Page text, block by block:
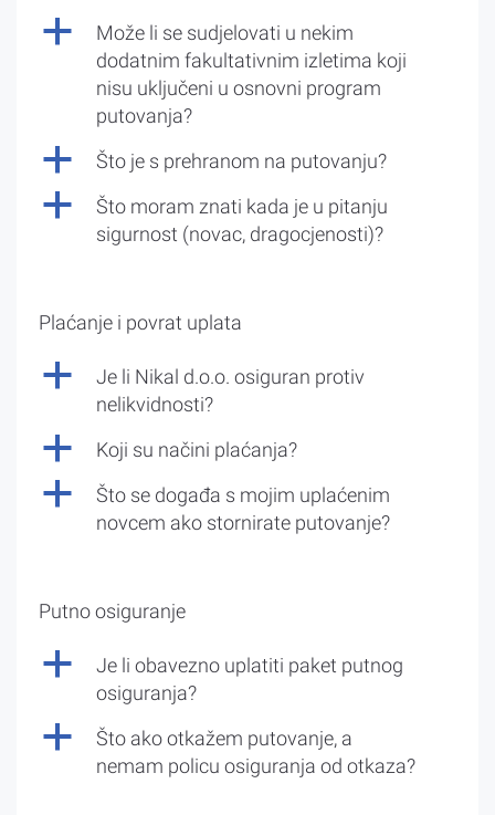
a
Može li se sudjelovati u nekim
dodatnim fakultativnim izletima koji
nisu uključeni u osnovni program
putovanja?
a Što je s prehranom na putovanju?
a
Što moram znati kada je u pitanju
sigurnost (novac, dragocjenosti)?
Plaćanje i povrat uplata
a
Je li Nikal d.o.o. osiguran protiv
nelikvidnosti?
a Koji su načini plaćanja?
a
Što se događa s mojim uplaćenim
novcem ako stornirate putovanje?
Putno osiguranje
a
Je li obavezno uplatiti paket putnog
osiguranja?
a
Što ako otkažem putovanje, a
nemam policu osiguranja od otkaza?